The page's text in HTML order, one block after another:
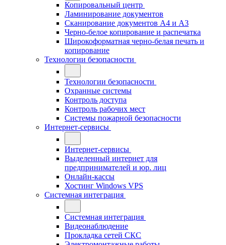
Копировальный центр
Ламинирование документов
Сканирование документов А4 и А3
Черно-белое копирование и распечатка
Широкоформатная черно-белая печать и
копирование
Технологии безопасности
Технологии безопасности
Охранные системы
Контроль доступа
Контроль рабочих мест
Системы пожарной безопасности
Интернет-сервисы
Интернет-сервисы
Выделенный интернет для
предпринимателей и юр. лиц
Онлайн-кассы
Хостинг Windows VPS
Системная интеграция
Системная интеграция
Видеонаблюдение
Прокладка сетей СКС